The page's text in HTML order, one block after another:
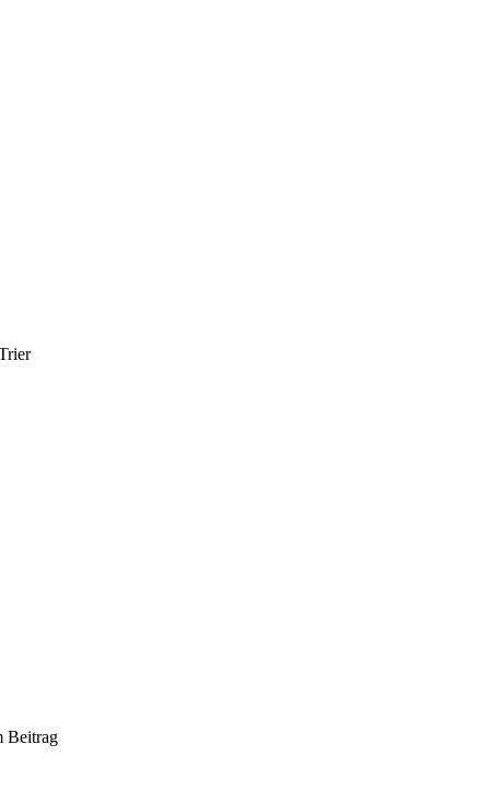
Beitrag